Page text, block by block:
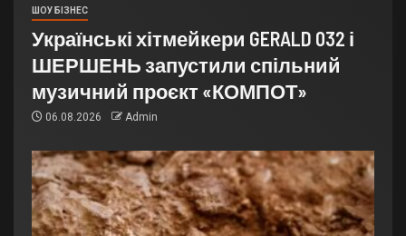
ШОУ БІЗНЕС
Українські хітмейкери GERALD 032 і
ШЕРШЕНЬ запустили спільний
музичний проєкт «КОМПОТ»
06.08.2026 Admin